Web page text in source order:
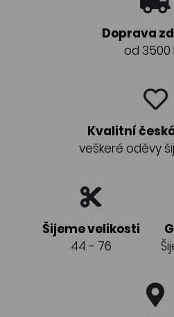
Doprava
od 3500
Kvalitní
veškeré oděvy
Šijeme velikosti
44 - 76